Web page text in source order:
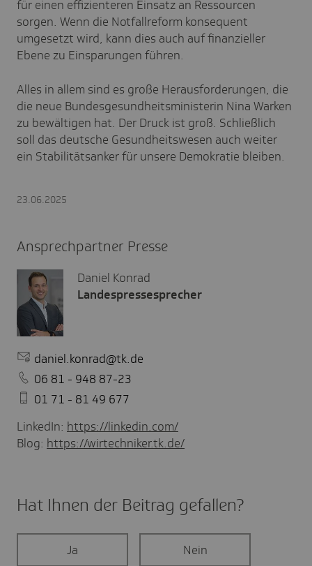
für einen effizienteren Einsatz an Ressourcen
sorgen. Wenn die Notfallreform konsequent
umgesetzt wird, kann dies auch auf finanzieller
Ebene zu Einsparungen führen.
Alles in allem sind es große Herausforderungen, die
die neue Bundesgesundheitsministerin Nina Warken
zu bewältigen hat. Der Druck ist groß. Schließlich
soll das deutsche Gesundheitswesen auch weiter
ein Stabilitätsanker für unsere Demokratie bleiben.
23.06.2025
Ansprechpartner Presse
Daniel Konrad
Landespressesprecher
daniel.konrad@tk.de
06 81 - 948 87-23
01 71 - 81 49 677
LinkedIn: https://linkedin.com/
Blog: https://wirtechniker.tk.de/
Hat Ihnen der Beitrag gefal­len?
Ja Nein